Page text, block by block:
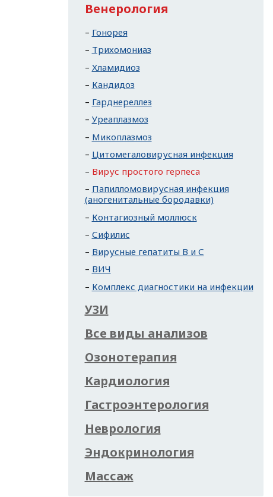
Венерология
Гонорея
Трихомониаз
Хламидиоз
Кандидоз
Гарднереллез
Уреаплазмоз
Микоплазмоз
Цитомегаловирусная инфекция
Вирус простого герпеса
Папилломовирусная инфекция
(аногенитальные бородавки)
Контагиозный моллюск
Сифилис
Вирусные гепатиты В и С
ВИЧ
Комплекс диагностики на инфекции
УЗИ
Все виды анализов
Озонотерапия
Кардиология
Гастроэнтерология
Неврология
Эндокринология
Массаж